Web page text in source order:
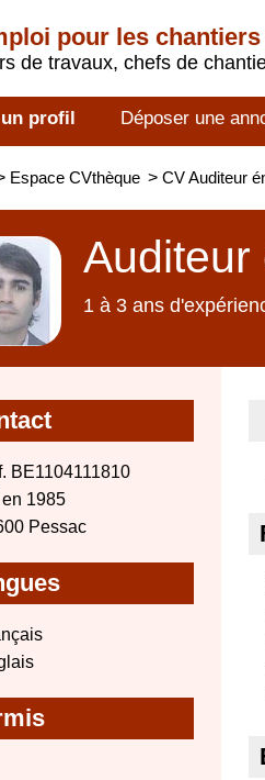
pour les chantiers
de travaux, chefs de
profil Déposer une
Espace CVthèque > CV Auditeur
Auditeur
1 à 3 ans
BE1104111810
en 1985
Pessac